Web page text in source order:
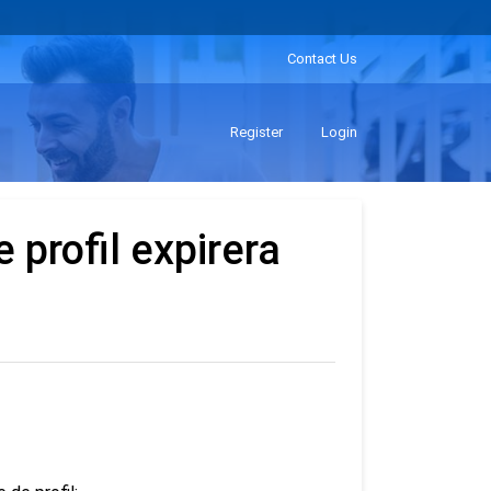
Contact Us
Register Login
profil expirera